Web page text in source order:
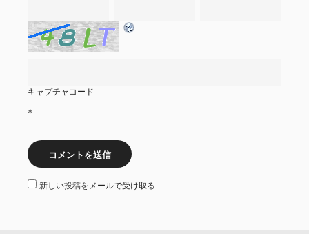
キャプチャコード
*
新しい投稿をメールで受け取る